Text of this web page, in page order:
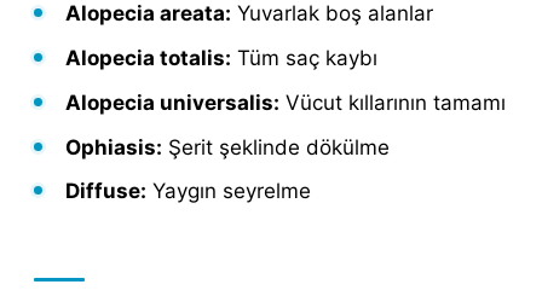
Alopecia areata: Yuvarlak boş alanlar
Alopecia totalis: Tüm saç kaybı
Alopecia universalis: Vücut kıllarının tamamı
Ophiasis: Şerit şeklinde dökülme
Diffuse: Yaygın seyrelme